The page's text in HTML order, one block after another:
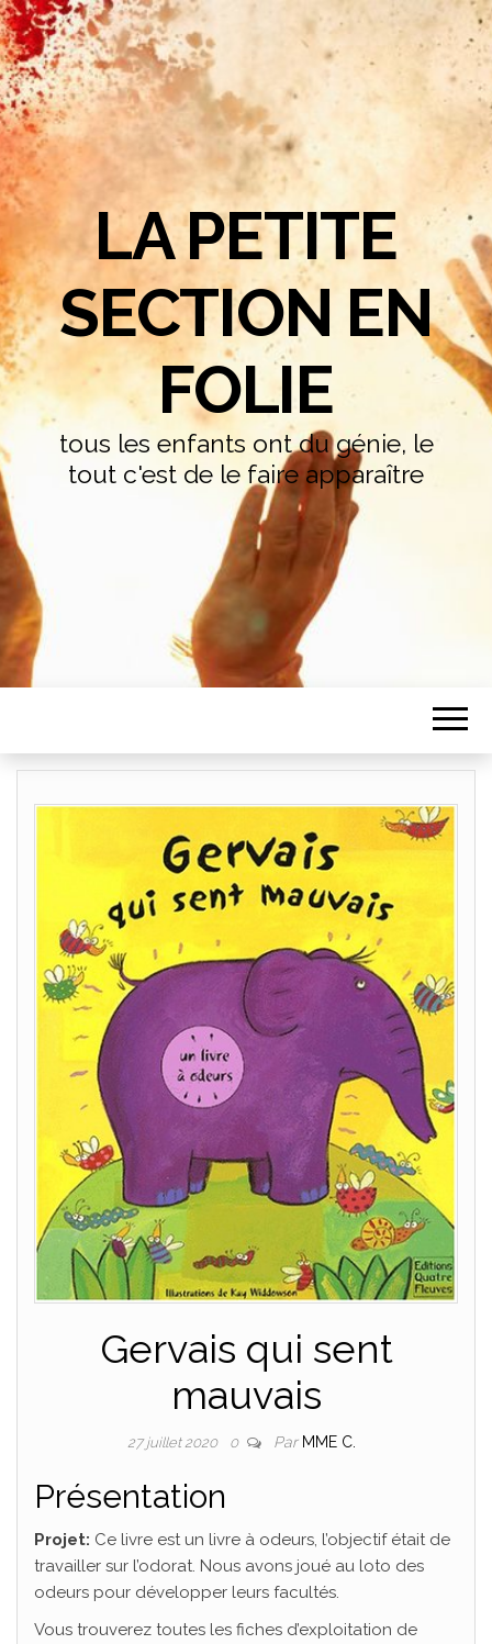
LA PETITE
SECTION EN
FOLIE
tous les enfants ont du génie, le
tout c'est de le faire apparaître
Gervais qui sent
mauvais
27 juillet 2020 0 Par MME C.
Présentation
Projet: Ce livre est un livre à odeurs, l’objectif était de
travailler sur l’odorat. Nous avons joué au loto des
odeurs pour développer leurs facultés.
Vous trouverez toutes les fiches d’exploitation de